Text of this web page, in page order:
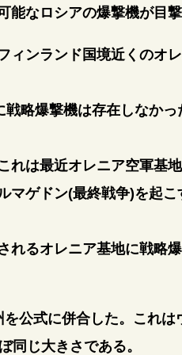
能なロシアの爆撃機が目
ィンランド国境近くのオ
略爆撃機は存在しなかっ
れは最近オレニア空軍基
マゲドン(最終戦争)を起こ
れるオレニア基地に戦略
公式に併合した。これは
同じ大きさである。